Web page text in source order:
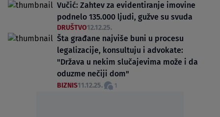
Vučić: Zahtev za evidentiranje imovine
podnelo 135.000 ljudi, gužve su svuda
DRUŠTVO12.12.25.
Šta građane najviše buni u procesu
legalizacije, konsultuju i advokate:
"Država u nekim slučajevima može i da
oduzme nečiji dom"
BIZNIS11.12.25. 1